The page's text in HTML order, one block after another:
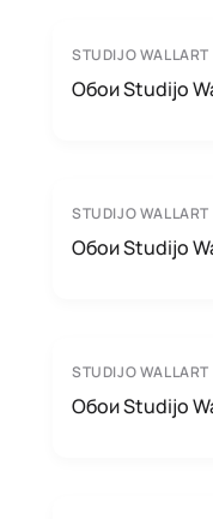
STUDIJO WALLART
Обои Studijo
STUDIJO WALLART
Обои Studijo
STUDIJO WALLART
Обои Studijo